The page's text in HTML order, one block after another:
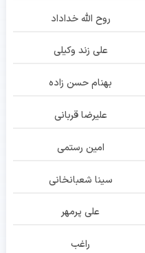
روح الله خداداد
علی زند وکیلی
بهنام حسن زاده
علیرضا قربانی
امین رستمی
سینا شعبانخانی
علی پرمهر
راغب